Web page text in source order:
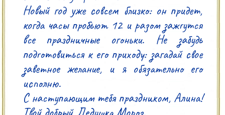
Новый год уже совсем близко: он придет,
когда часы пробьют 12 и разом зажгутся
все праздничные огоньки. Не забудь
подготовиться к его приходу: загадай свое
заветное желание, и я обязательно его
исполню.
С наступающим тебя праздником, Алина!